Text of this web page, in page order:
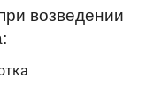
возведении